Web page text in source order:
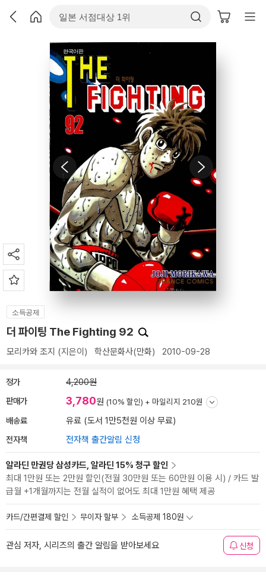
소득공제
더 파이팅 The Fighting 92
모리카와 조지 (지은이) 학산문화사(만화) 2010-09-28
정가 4,200원
판매가 3,780원 (10% 할인) + 마일리지 210원
배송료 유료 (도서 1만5천원 이상 무료)
전자책 전자책 출간알림 신청
알라딘 만권당 삼성카드, 알라딘 15% 청구 할인
최대 1만원 또는 2만원 할인(전월 30만원 또는 60만원 이용 시) / 카드 발
급월 +1개월까지는 전월 실적이 없어도 최대 1만원 혜택 제공
카드/간편결제 할인 무이자 할부 소득공제 180원
관심 저자, 시리즈의 출간 알림을 받아보세요 신청